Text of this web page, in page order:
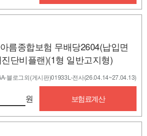
름종합보험 무배당2604(납입면
단비플랜)(1형 일반고지형)
블로그외(게시판)01933L-전사(26.04.14~27.04.13)
원 보험료계산